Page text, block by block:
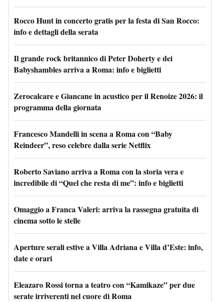
Rocco Hunt in concerto gratis per la festa di San Rocco:
info e dettagli della serata
Il grande rock britannico di Peter Doherty e dei
Babyshambles arriva a Roma: info e biglietti
Zerocalcare e Giancane in acustico per il Renoize 2026: il
programma della giornata
Francesco Mandelli in scena a Roma con “Baby
Reindeer”, reso celebre dalla serie Netflix
Roberto Saviano arriva a Roma con la storia vera e
incredibile di “Quel che resta di me”: info e biglietti
Omaggio a Franca Valeri: arriva la rassegna gratuita di
cinema sotto le stelle
Aperture serali estive a Villa Adriana e Villa d’Este: info,
date e orari
Eleazaro Rossi torna a teatro con “Kamikaze” per due
serate irriverenti nel cuore di Roma